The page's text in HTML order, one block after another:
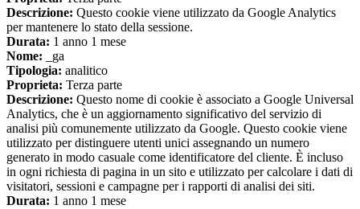
Descrizione: Questo cookie viene utilizzato da Google Analytics
per mantenere lo stato della sessione.
Durata: 1 anno 1 mese
Nome: _ga
Tipologia: analitico
Proprieta: Terza parte
Descrizione: Questo nome di cookie è associato a Google Universal
Analytics, che è un aggiornamento significativo del servizio di
analisi più comunemente utilizzato da Google. Questo cookie viene
utilizzato per distinguere utenti unici assegnando un numero
generato in modo casuale come identificatore del cliente. È incluso
in ogni richiesta di pagina in un sito e utilizzato per calcolare i dati di
visitatori, sessioni e campagne per i rapporti di analisi dei siti.
Durata: 1 anno 1 mese